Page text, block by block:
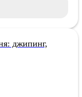
джипинг,